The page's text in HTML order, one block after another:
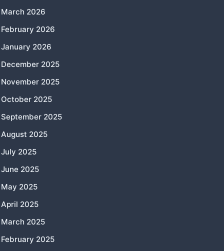
March 2026
February 2026
January 2026
December 2025
November 2025
October 2025
September 2025
August 2025
July 2025
June 2025
May 2025
April 2025
March 2025
February 2025